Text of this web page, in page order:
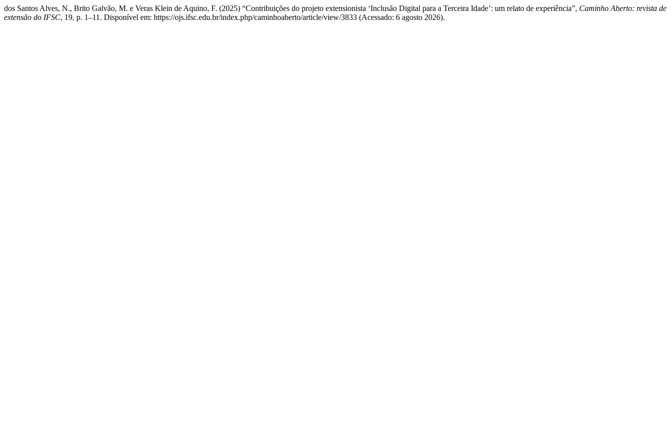
dos Santos Alves, N., Brito Galvão, M. e Veras Klein de Aquino, F. (2025) “Contribuições do projeto extensionista ‘Inclusão Digital para a Terceira Idade’: um relato de experiência”, Caminho Aberto: revista de
extensão do IFSC, 19, p. 1–11. Disponível em: https://ojs.ifsc.edu.br/index.php/caminhoaberto/article/view/3833 (Acessado: 6 agosto 2026).